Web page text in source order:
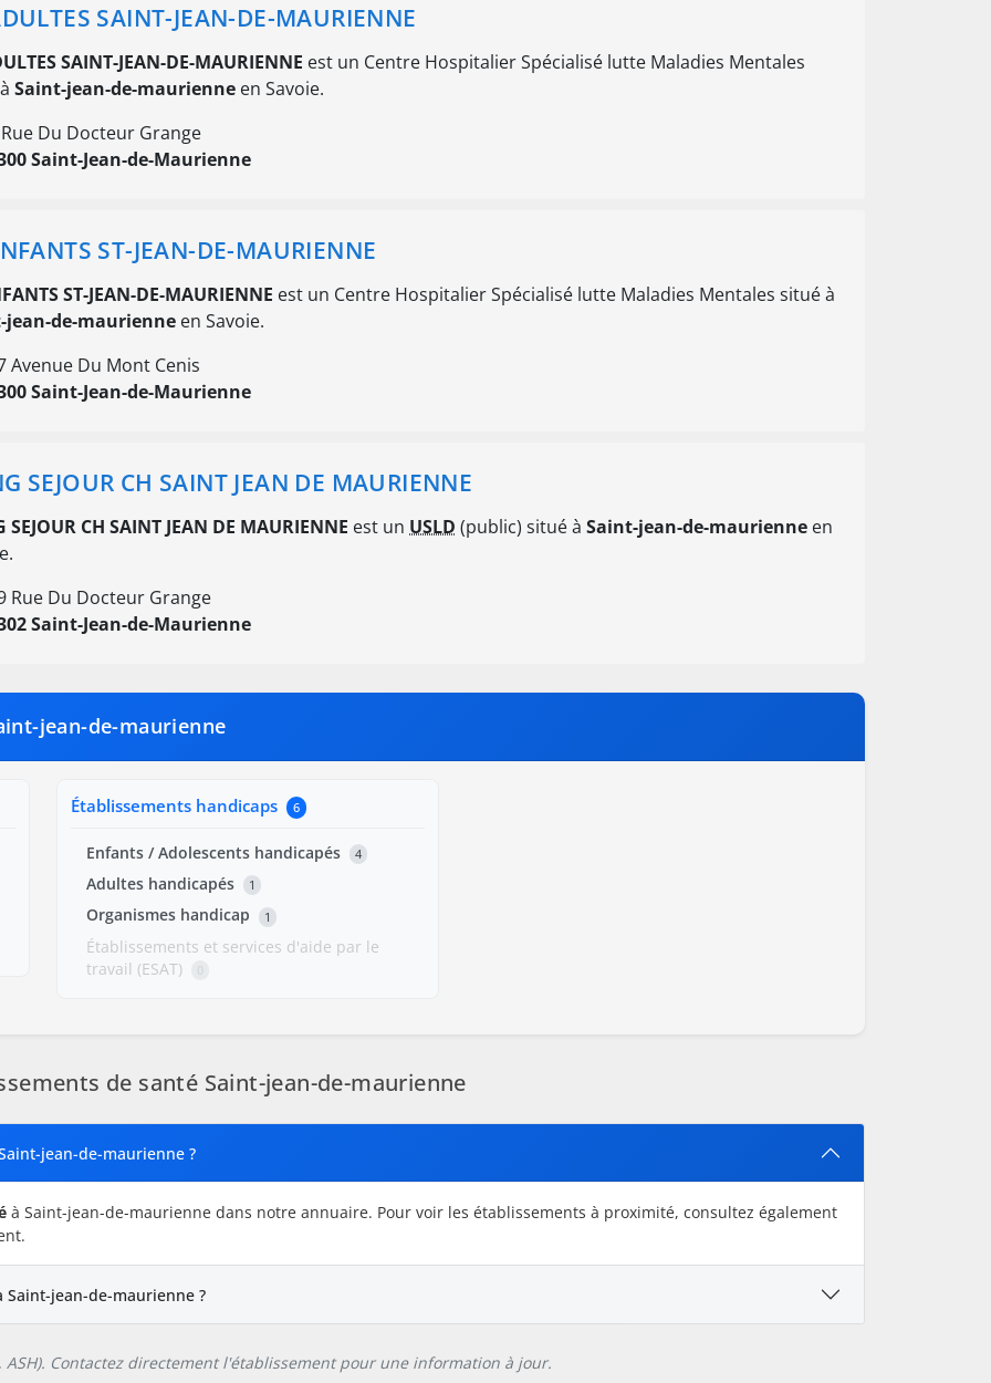
SAINT-JEAN-DE-MAURIENNE
SAINT-JEAN-DE-MAURIENNE est un Centre Hospitalier Spécialisé lutte Maladies Mentales
Saint-jean-de-maurienne en Savoie.
Du Docteur Grange
Saint-Jean-de-Maurienne
ST-JEAN-DE-MAURIENNE
ST-JEAN-DE-MAURIENNE est un Centre Hospitalier Spécialisé lutte Maladies Mentales situé à
jean-de-maurienne en Savoie.
Avenue Du Mont Cenis
Saint-Jean-de-Maurienne
SEJOUR CH SAINT JEAN DE MAURIENNE
SEJOUR CH SAINT JEAN DE MAURIENNE est un USLD (public) situé à Saint-jean-de-maurienne en
Rue Du Docteur Grange
Saint-Jean-de-Maurienne
jean-de-maurienne
Établissements handicaps 6
Enfants / Adolescents handicapés 4
Adultes handicapés 1
Organismes handicap 1
Établissements et services d'aide par le
travail (ESAT)
0
de santé Saint-jean-de-maurienne
jean-de-maurienne ?
à Saint-jean-de-maurienne dans notre annuaire. Pour voir les établissements à proximité, consultez également
jean-de-maurienne ?
Contactez directement l'établissement pour une information à jour.